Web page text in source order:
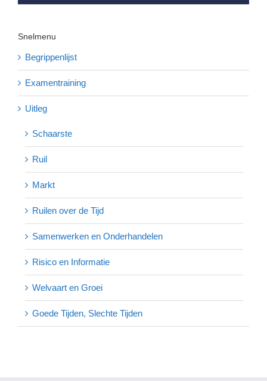
Snelmenu
Begrippenlijst
Examentraining
Uitleg
Schaarste
Ruil
Markt
Ruilen over de Tijd
Samenwerken en Onderhandelen
Risico en Informatie
Welvaart en Groei
Goede Tijden, Slechte Tijden